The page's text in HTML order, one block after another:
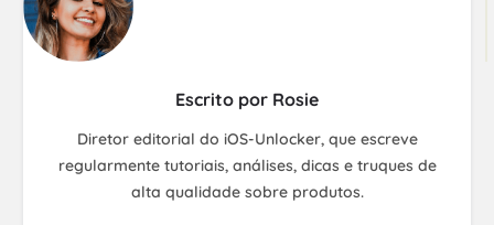
Escrito por Rosie
Diretor editorial do iOS-Unlocker, que escreve
regularmente tutoriais, análises, dicas e truques de
alta qualidade sobre produtos.